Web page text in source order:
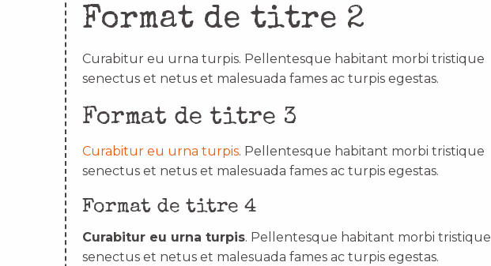
Format de titre 2
Curabitur eu urna turpis. Pellentesque habitant morbi tristique
senectus et netus et malesuada fames ac turpis egestas.
Format de titre 3
Curabitur eu urna turpis. Pellentesque habitant morbi tristique
senectus et netus et malesuada fames ac turpis egestas.
Format de titre 4
Curabitur eu urna turpis. Pellentesque habitant morbi tristique
senectus et netus et malesuada fames ac turpis egestas.